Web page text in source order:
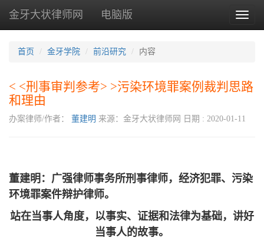
Toggle
金牙大状律师网 电脑版
首页 金牙学院 前沿研究 内容
< <刑事审判参考> >污染环境罪案例裁判思路
和理由
办案律师/作者： 董建明 来源：金牙大状律师网 日期 : 2020-01-11
董建明：广强律师事务所刑事律师，经济犯罪、污染
环境罪案件辩护律师。
站在当事人角度，以事实、证据和法律为基础，讲好
当事人的故事。